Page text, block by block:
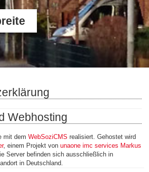
Webhosting
mit dem WebSoziCMS realisiert. Gehostet wird
, einem Projekt von unaone imc services Markus
Server befinden sich ausschließlich in
in Deutschland.